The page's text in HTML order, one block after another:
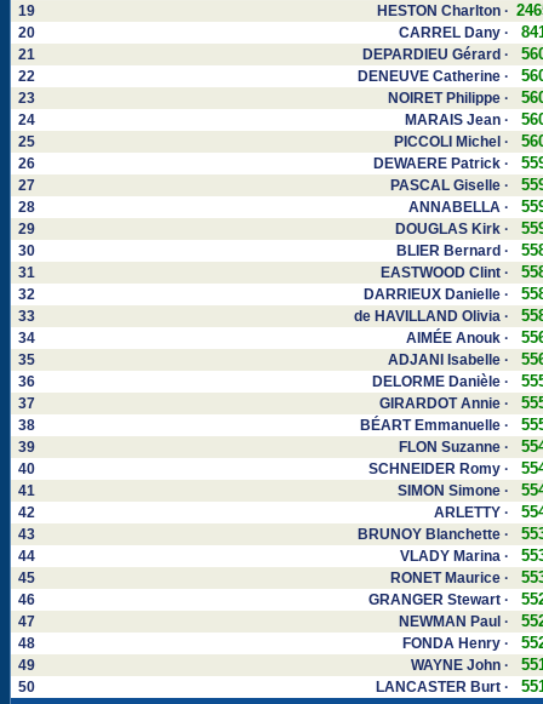
19 HESTON Charlton ·
20 CARREL Dany ·
21 DEPARDIEU Gérard ·
22 DENEUVE Catherine ·
23 NOIRET Philippe ·
24 MARAIS Jean ·
25 PICCOLI Michel ·
26 DEWAERE Patrick ·
27 PASCAL Giselle ·
28 ANNABELLA ·
29 DOUGLAS Kirk ·
30 BLIER Bernard ·
31 EASTWOOD Clint ·
32 DARRIEUX Danielle ·
33 de HAVILLAND Olivia ·
34 AIMÉE Anouk ·
35 ADJANI Isabelle ·
36 DELORME Danièle ·
37 GIRARDOT Annie ·
38 BÉART Emmanuelle ·
39 FLON Suzanne ·
40 SCHNEIDER Romy ·
41 SIMON Simone ·
42 ARLETTY ·
43 BRUNOY Blanchette ·
44 VLADY Marina ·
45 RONET Maurice ·
46 GRANGER Stewart ·
47 NEWMAN Paul ·
48 FONDA Henry ·
49 WAYNE John ·
50 LANCASTER Burt ·